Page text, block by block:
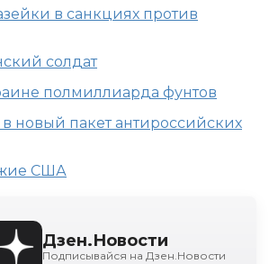
в санкциях против
солдат
полмиллиарда фунтов
новый пакет антироссийских
США
Дзен.Новости
Подписывайся на Дзен.Новости